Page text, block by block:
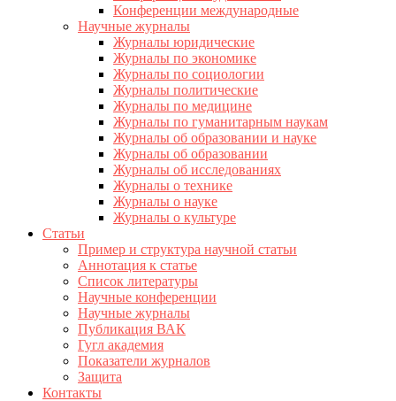
Конференции международные
Научные журналы
Журналы юридические
Журналы по экономике
Журналы по социологии
Журналы политические
Журналы по медицине
Журналы по гуманитарным наукам
Журналы об образовании и науке
Журналы об образовании
Журналы об исследованиях
Журналы о технике
Журналы о науке
Журналы о культуре
Статьи
Пример и структура научной статьи
Аннотация к статье
Список литературы
Научные конференции
Научные журналы
Публикация ВАК
Гугл академия
Показатели журналов
Защита
Контакты